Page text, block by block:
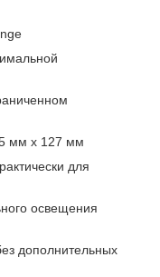
мм x 127 мм
для
освещения
дополнительных